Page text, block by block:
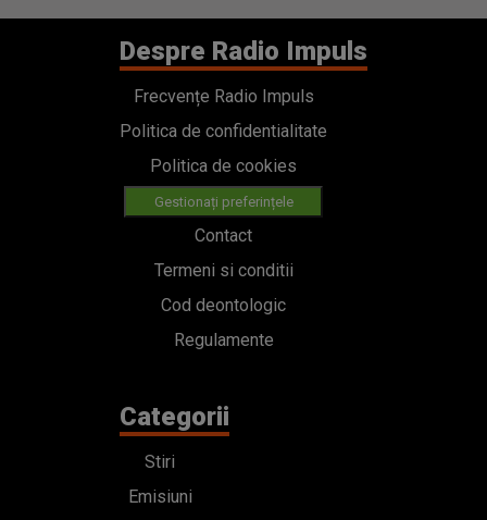
Despre Radio Impuls
Frecvențe Radio Impuls
Politica de confidentialitate
Politica de cookies
Gestionați preferințele
Contact
Termeni si conditii
Cod deontologic
Regulamente
Categorii
Stiri
Emisiuni